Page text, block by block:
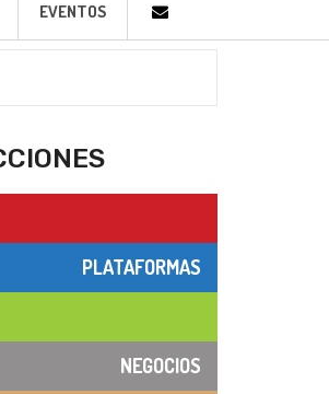
EVENTOS
PLATAFORMAS
NEGOCIOS